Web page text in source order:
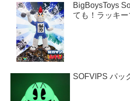
BigBoysToys
ても！ラッキ
SOFVIPS パッ